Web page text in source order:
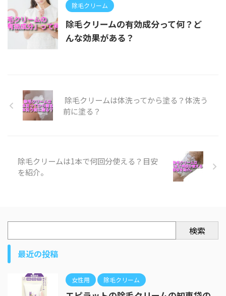
除毛クリーム
除毛クリームの有効成分って何？ど
んな効果がある？
除毛クリームは体洗ってから塗る？体洗う
前に塗る？
除毛クリームは1本で何回分使える？目安
を紹介。
検索
最近の投稿
女性用 除毛クリーム